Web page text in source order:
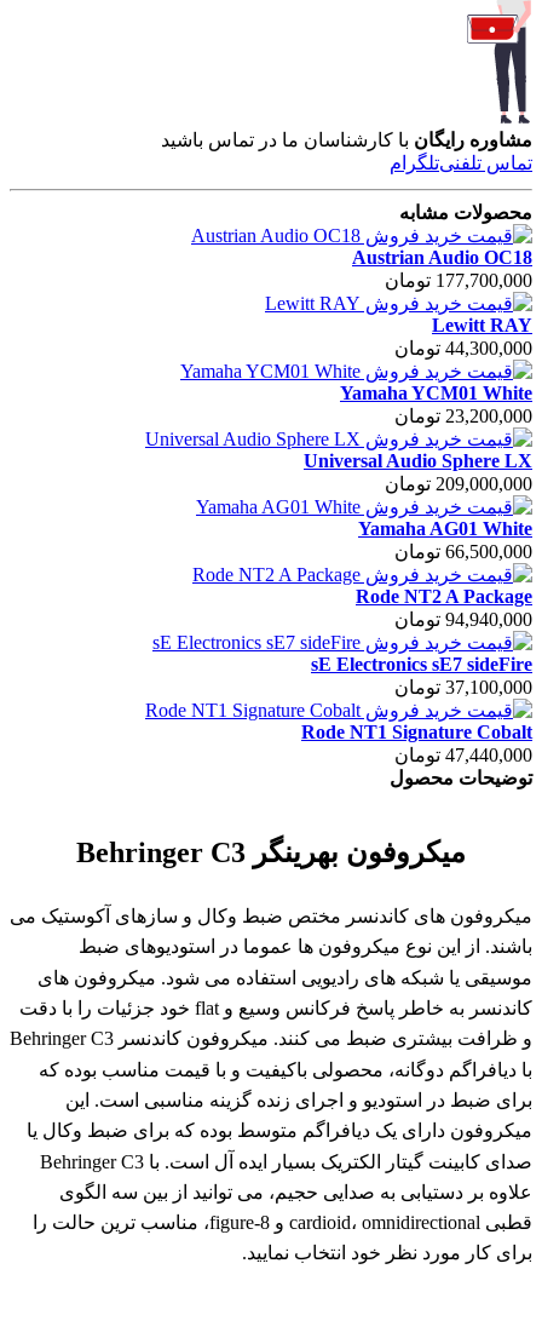
مشاوره رایگان با کارشناسان ما در تماس باشید
تماس تلفنیتلگرام
محصولات مشابه
Austrian Audio OC18
177,700,000 تومان
Lewitt RAY
44,300,000 تومان
Yamaha YCM01 White
23,200,000 تومان
Universal Audio Sphere LX
209,000,000 تومان
Yamaha AG01 White
66,500,000 تومان
Rode NT2 A Package
94,940,000 تومان
sE Electronics sE7 sideFire
37,100,000 تومان
Rode NT1 Signature Cobalt
47,440,000 تومان
توضیحات محصول
میکروفون بهرینگر Behringer C3
میکروفون های کاندنسر مختص ضبط وکال و سازهای آکوستیک می
باشند. از این نوع میکروفون ها عموما در استودیوهای ضبط
موسیقی یا شبکه های رادیویی استفاده می شود. میکروفون های
کاندنسر به خاطر پاسخ فرکانس وسیع و flat خود جزئیات را با دقت
و ظرافت بیشتری ضبط می کنند. میکروفون کاندنسر Behringer C3
با دیافراگم دوگانه، محصولی باکیفیت و با قیمت مناسب بوده که
برای ضبط در استودیو و اجرای زنده گزینه مناسبی است. این
میکروفون دارای یک دیافراگم متوسط بوده که برای ضبط وکال یا
صدای کابینت گیتار الکتریک بسیار ایده آل است. با Behringer C3
علاوه بر دستیابی به صدایی حجیم، می توانید از بین سه الگوی
قطبی cardioid، omnidirectional و figure-8، مناسب ترین حالت را
برای کار مورد نظر خود انتخاب نمایید.